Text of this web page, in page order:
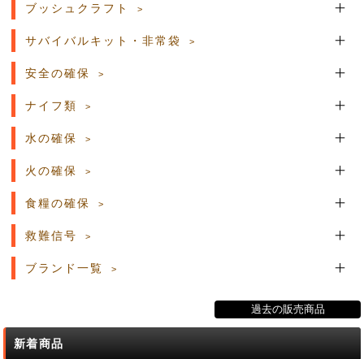
ブッシュクラフト
サバイバルキット・非常袋
安全の確保
ナイフ類
水の確保
火の確保
食糧の確保
救難信号
ブランド一覧
過去の販売商品
新着商品